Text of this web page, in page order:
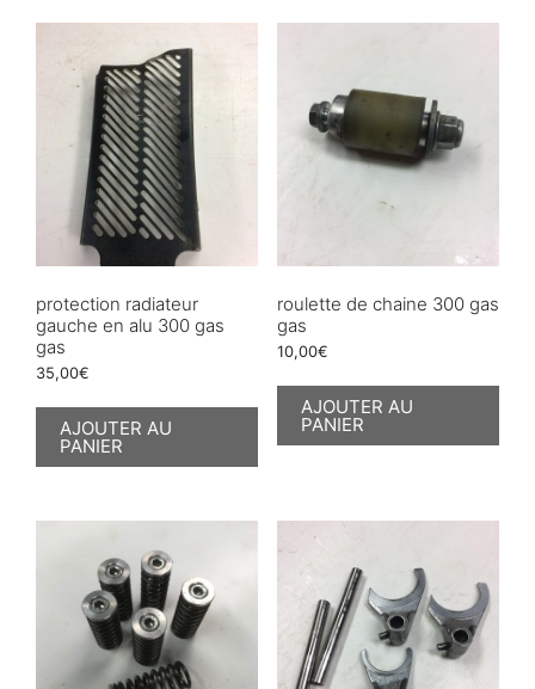
protection radiateur
gauche en alu 300 gas
gas
35,00€
AJOUTER AU
PANIER
roulette de chaine 300 gas
gas
10,00€
AJOUTER AU
PANIER